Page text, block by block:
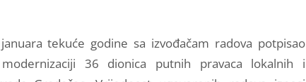
tekuće godine sa izvođačam radova potpisao
36 dionica putnih pravaca lokalnih i